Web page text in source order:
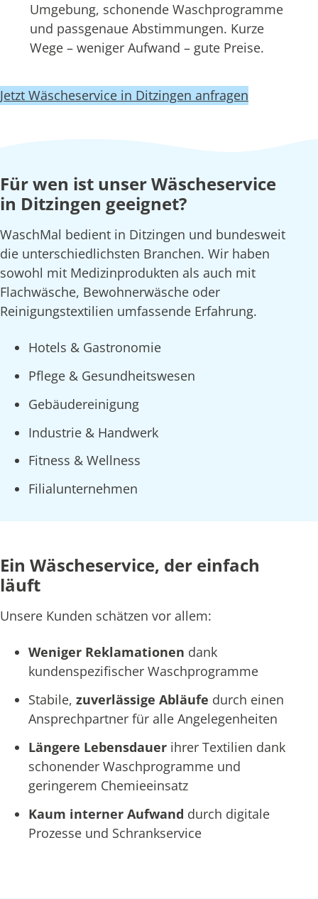
Umgebung, schonende Waschprogramme
und passgenaue Abstimmungen. Kurze
Wege – weniger Aufwand – gute Preise.
Jetzt Wäscheservice in Ditzingen anfragen
Für wen ist unser Wäscheservice
in Ditzingen geeignet?
WaschMal bedient in Ditzingen und bundesweit
die unterschiedlichsten Branchen. Wir haben
sowohl mit Medizinprodukten als auch mit
Flachwäsche, Bewohnerwäsche oder
Reinigungstextilien umfassende Erfahrung.
Hotels & Gastronomie
Pflege & Gesundheitswesen
Gebäudereinigung
Industrie & Handwerk
Fitness & Wellness
Filialunternehmen
Ein Wäscheservice, der einfach
läuft
Unsere Kunden schätzen vor allem:
Weniger Reklamationen dank
kundenspezifischer Waschprogramme
Stabile, zuverlässige Abläufe durch einen
Ansprechpartner für alle Angelegenheiten
Längere Lebensdauer ihrer Textilien dank
schonender Waschprogramme und
geringerem Chemieeinsatz
Kaum interner Aufwand durch digitale
Prozesse und Schrankservice